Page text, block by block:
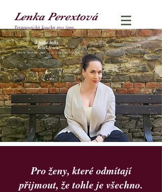
Terapeutická koučka pro ženy
Lenka Perextová
Z hodné holky
Rebel-ženou
Když se bojíš být „moc“, tvůj život bude vždycky
„málo“.
Pro ženy, které odmítají
přijmout, že tohle je všechno.